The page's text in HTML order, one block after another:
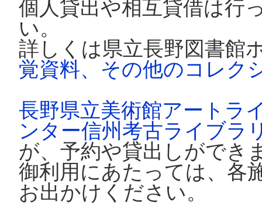
個人貸出や相互貸借は行
い。
詳しくは県立長野図書館
覚資料、その他のコレク
長野県立美術館アートラ
ンター信州考古ライブラ
が、予約や貸出しができ
御利用にあたっては、各
お出かけください。